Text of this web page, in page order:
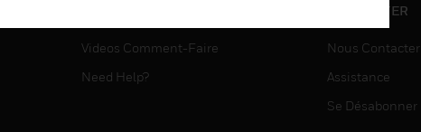
Videos Comment-Faire
Need Help?
CONTACTER
Nous Contacter
Assistance
Se Désabonner